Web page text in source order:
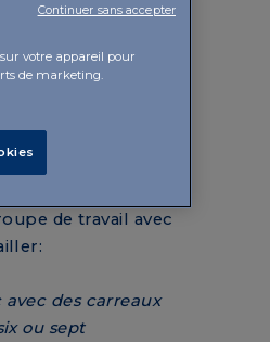
Technician, est
de travail avec
des carreaux
ou sept
sur votre appareil pour
de marketing.
Continuer sans accepter